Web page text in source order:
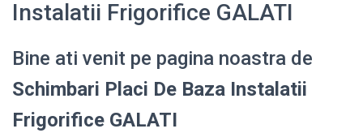
Instalatii Frigorifice GALATI
Bine ati venit pe pagina noastra de
Schimbari Placi De Baza Instalatii
Frigorifice GALATI